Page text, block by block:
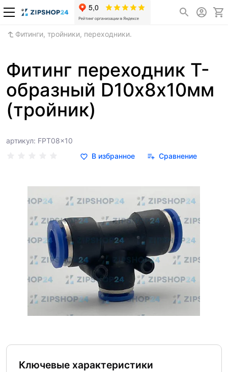
Фитинги, тройники, переходники.
Фитинг переходник Т-
образный D10х8х10мм
(тройник)
артикул: FPT08x10
В избранное
Сравнение
Ключевые характеристики